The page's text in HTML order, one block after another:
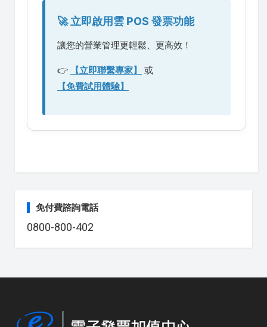
🚀 立即啟用雲 POS 發票功能
讓您的營業管理更輕鬆、更高效！
👉 【立即聯繫專家】
或
【免費試用體驗】
免付費諮詢電話
0800-800-402